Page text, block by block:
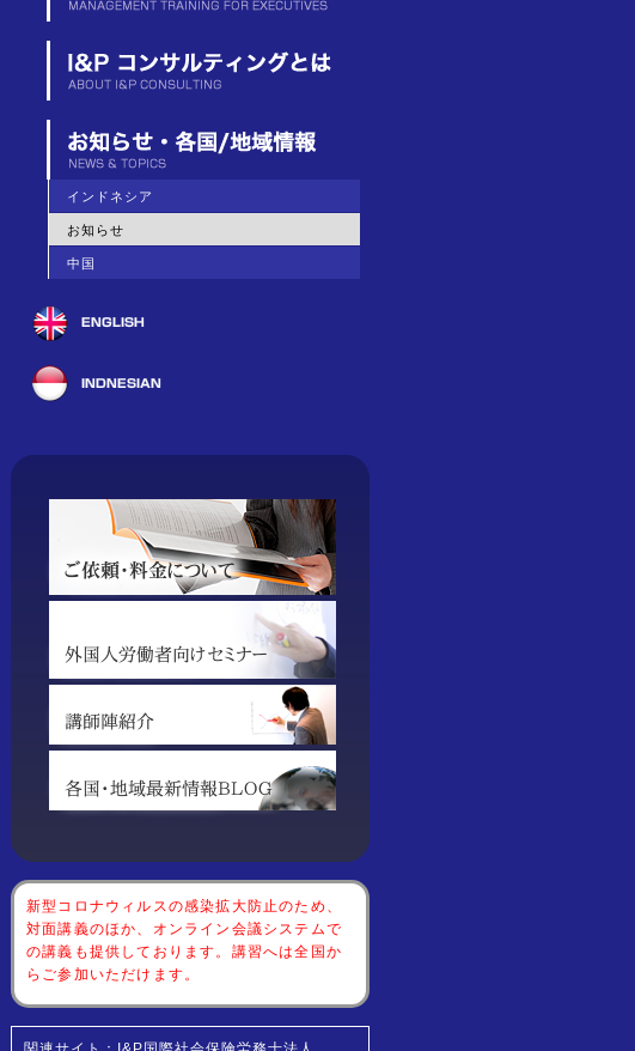
インドネシア
お知らせ
中国
新型コロナウィルスの感染拡大防止のため、
対面講義のほか、オンライン会議システムで
の講義も提供しております。講習へは全国か
らご参加いただけます。